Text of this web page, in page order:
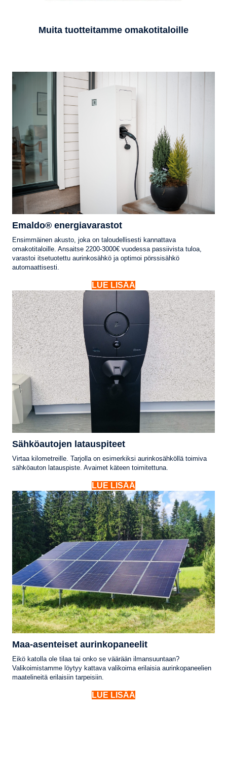
Muita tuotteitamme omakotitaloille
Emaldo® energiavarastot
Ensimmäinen akusto, joka on taloudellisesti kannattava
omakotitaloille. Ansaitse 2200-3000€ vuodessa passiivista tuloa,
varastoi itsetuotettu aurinkosähkö ja optimoi pörssisähkö
automaattisesti.
LUE LISÄÄ
Sähköautojen latauspiteet
Virtaa kilometreille. Tarjolla on esimerkiksi aurinkosähköllä toimiva
sähköauton latauspiste. Avaimet käteen toimitettuna.
LUE LISÄÄ
Maa-asenteiset aurinkopaneelit
Eikö katolla ole tilaa tai onko se väärään ilmansuuntaan?
Valikoimistamme löytyy kattava valikoima erilaisia aurinkopaneelien
maatelineitä erilaisiin tarpeisiin.
LUE LISÄÄ